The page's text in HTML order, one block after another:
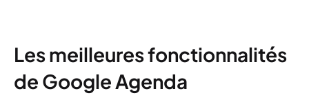
Les meilleures fonctionnalités
de Google Agenda